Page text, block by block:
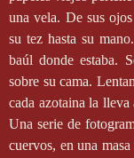
una vela. De sus
su tez hasta su
baúl donde estaba.
sobre su cama.
cada azotaina la
Una serie de
cuervos, en una